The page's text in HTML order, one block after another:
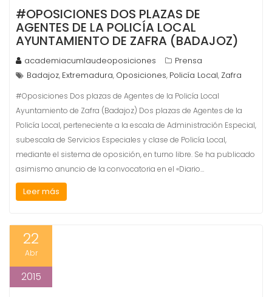
#OPOSICIONES DOS PLAZAS DE
AGENTES DE LA POLICÍA LOCAL
AYUNTAMIENTO DE ZAFRA (BADAJOZ)
academiacumlaudeoposiciones
Prensa
Badajoz, Extremadura, Oposiciones, Policía Local, Zafra
#Oposiciones Dos plazas de Agentes de la Policía Local
Ayuntamiento de Zafra (Badajoz) Dos plazas de Agentes de la
Policía Local, perteneciente a la escala de Administración Especial,
subescala de Servicios Especiales y clase de Policía Local,
mediante el sistema de oposición, en turno libre. Se ha publicado
asimismo anuncio de la convocatoria en el «Diario…
Leer más
22
Abr
2015